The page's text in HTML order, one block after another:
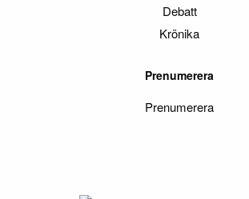
Debatt
Krönika
Prenumerera
Prenumerera